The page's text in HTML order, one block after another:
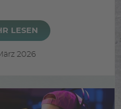
LESEN
2026